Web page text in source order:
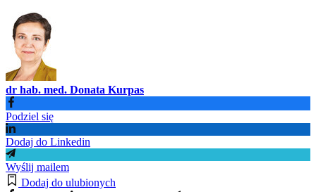
dr hab. med. Donata Kurpas
Podziel się
Dodaj do Linkedin
Wyślij mailem
Dodaj do ulubionych